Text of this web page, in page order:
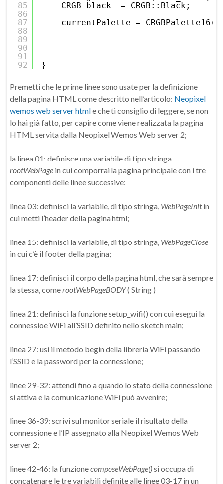
85
86
87
88
89
90
91
92
CRGB black  = CRGB::Black;
currentPalette = CRGBPalette16(
}
Premetti che le prime linee sono usate per la definizione
della pagina HTML come descritto nell’articolo: Neopixel
wemos web server htmle che ti consiglio di leggere, se non
lo hai già fatto, per capire come viene realizzata la pagina
HTML servita dalla Neopixel Wemos Web server 2;
la linea 01: definisce una variabile di tipo stringa
rootWebPage in cui comporrai la pagina principale con i tre
componenti delle linee successive:
linea 03: definisci la variabile, di tipo stringa, WebPageInitin
cui metti l’header della pagina html;
linea 15: definisci la variabile, di tipo stringa, WebPageClose
in cui c’è il footer della pagina;
linea 17: definisci il corpo della pagina html, che sarà sempre
la stessa, comerootWebPageBODY( String )
linea 21: definisci la funzione setup_wifi() con cui esegui la
connessioe WiFi all’SSID definito nello sketch main;
linea 27: usi il metodo begin della libreria WiFi passando
l’SSID e la password per la connessione;
linee 29-32: attendi fino a quando lo stato della connessione
si attiva e la comunicazione WiFi può avvenire;
linee 36-39: scrivi sul monitor seriale il risultato della
connessione e l’IP assegnato alla Neopixel Wemos Web
server 2;
linee 42-46: la funzionecomposeWebPage()si occupa di
concatenare le tre variabili definite alle linee 03-17 in un